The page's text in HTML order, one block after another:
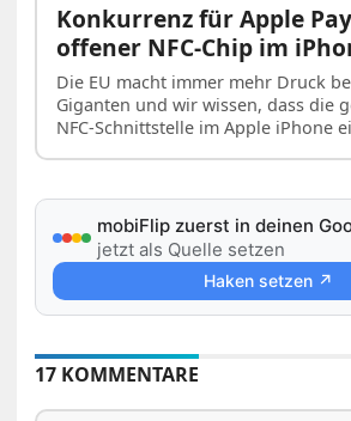
Konkurrenz für Apple
offener NFC-Chip im
Die EU macht immer mehr Druck
Giganten und wir wissen, dass die
NFC-Schnittstelle im Apple iPhone
mobiFlip zuerst in deinen
jetzt als Quelle setzen
Haken setzen ↗
17 KOMMENTARE